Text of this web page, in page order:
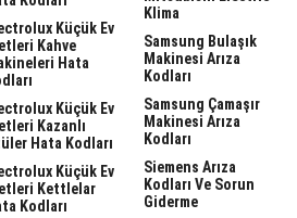
Küçük Ev
Kahve
Hata
Küçük Ev
Kazanlı
Hata Kodları
Küçük Ev
Kettlelar
Kodları
Klima
Samsung Bulaşık
Makinesi Arıza
Kodları
Samsung Çamaşır
Makinesi Arıza
Kodları
Siemens Arıza
Kodları Ve Sorun
Giderme